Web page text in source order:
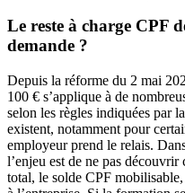
Le reste à charge CPF
demande ?
Depuis la réforme du 2 mai
100 € s’applique à de
selon les règles indiquées par
existent, notamment pour
employeur prend le relais.
l’enjeu est de ne pas
total, le solde CPF